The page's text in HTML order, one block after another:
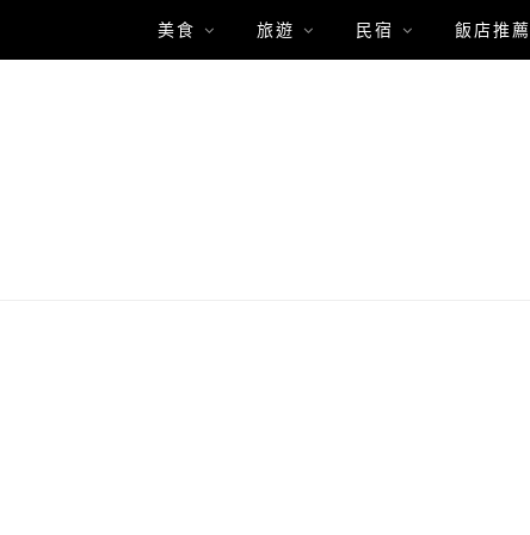
美食 旅遊 民宿 飯店推薦